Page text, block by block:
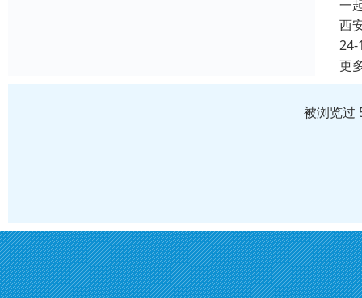
一
西
24-
更
被浏览过